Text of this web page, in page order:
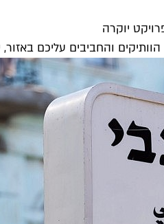
והחביבים עליכם באזור,